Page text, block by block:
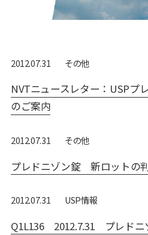
2012.07.31 その他
NVTニュースレター：USP
のご案内
2012.07.31 その他
プレドニゾン錠 新ロットの
2012.07.31 USP情報
Q1L136 2012.7.31 プレド